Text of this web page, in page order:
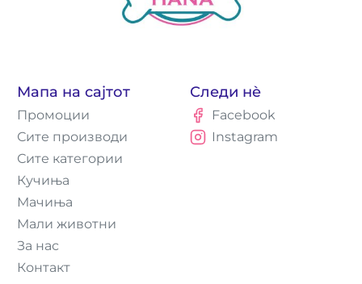
Мапа на сајтот
Промоции
Сите производи
Сите категории
Кучиња
Мачиња
Мали животни
За нас
Контакт
Следи нè
Facebook
Instagram